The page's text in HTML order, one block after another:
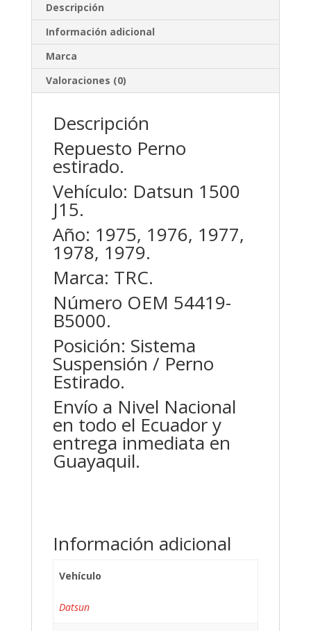
Descripción
Información adicional
Marca
Valoraciones (0)
Descripción
Repuesto Perno
estirado.
Vehículo: Datsun 1500
J15.
Año: 1975, 1976, 1977,
1978, 1979.
Marca: TRC.
Número OEM 54419-
B5000.
Posición: Sistema
Suspensión / Perno
Estirado.
Envío a Nivel Nacional
en todo el Ecuador y
entrega inmediata en
Guayaquil.
Información adicional
Vehículo
Datsun